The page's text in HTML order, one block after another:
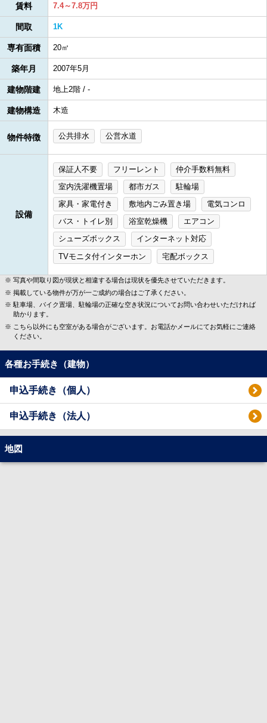
賃料 7.4～7.8万円
間取 1K
専有面積 20㎡
築年月 2007年5月
建物階建 地上2階 / -
建物構造 木造
物件特徴 公共排水 公営水道
設備
保証人不要 フリーレント
仲介手数料無料
室内洗濯機置場
都市ガス
駐輪場
家具・家電付き
敷地内ごみ置き場
電気コンロ
バス・トイレ別
浴室乾燥機
エアコン
シューズボックス
インターネット対応
TVモニタ付インターホン
宅配ボックス
写真や間取り図が現状と相違する場合は現状を優先させていただきます。
掲載している物件が万が一ご成約の場合はご了承ください。
駐車場、バイク置場、駐輪場の正確な空き状況についてお問い合わせいただければ
助かります。
こちら以外にも空室がある場合がございます。お電話かメールにてお気軽にご連絡
ください。
各種お手続き（建物）
申込手続き（個人）
申込手続き（法人）
地図